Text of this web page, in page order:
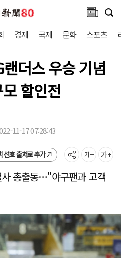
경제 국제 문화 스포츠
더스 우승 기념
할인전
11-17 07:28:43
선호 출처로 추가
사 총출동…"야구팬과 고객